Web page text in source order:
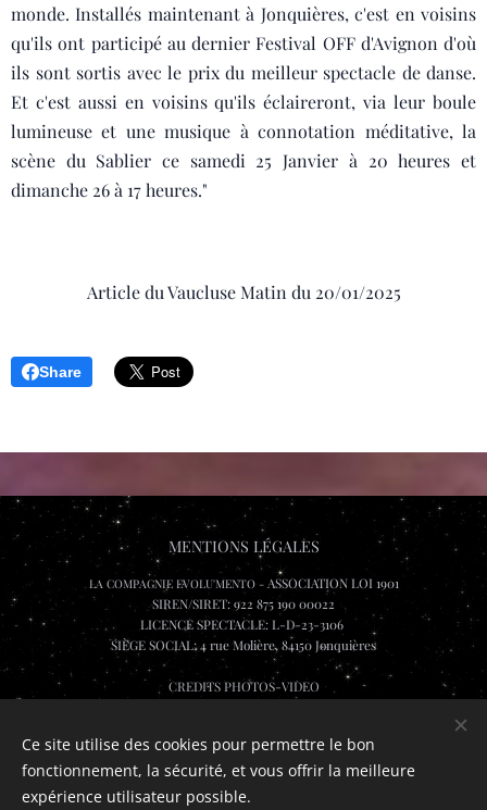
monde. Installés maintenant à Jonquières, c'est en voisins
qu'ils ont participé au dernier Festival OFF d'Avignon d'où
ils sont sortis avec le prix du meilleur spectacle de danse.
Et c'est aussi en voisins qu'ils éclaireront, via leur boule
lumineuse et une musique à connotation méditative, la
scène du Sablier ce samedi 25 Janvier à 20 heures et
dimanche 26 à 17 heures."
Article du Vaucluse Matin du 20/01/2025
Share
MENTIONS LÉGALES
LA COMPAGNIE EVOLU'MENTO - ASSOCIATION LOI 1901
SIREN/SIRET: 922 875 190 00022
LICENCE SPECTACLE: L-D-23-3106
SIÈGE SOCIAL: 4 rue Molière, 84150 Jonquières
CREDITS PHOTOS-VIDEO
Cookies
Ce site utilise des cookies pour permettre le bon
fonctionnement, la sécurité, et vous offrir la meilleure
expérience utilisateur possible.